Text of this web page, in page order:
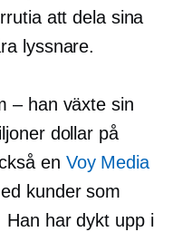
att dela sina
lyssnare.
– han växte sin
dollar på
en Voy Media
kunder som
Han har dykt upp i